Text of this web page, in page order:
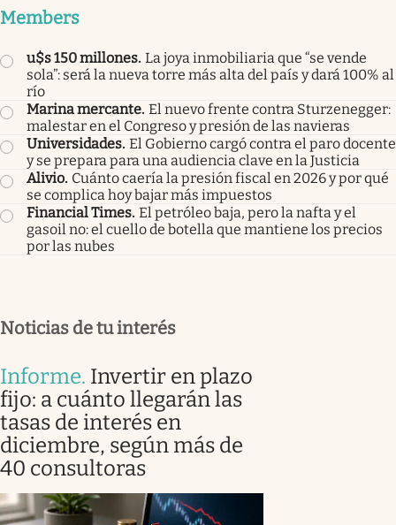
Members
u$s 150 millones. La joya inmobiliaria que “se vende
sola”: será la nueva torre más alta del país y dará 100% al
río
Marina mercante. El nuevo frente contra Sturzenegger:
malestar en el Congreso y presión de las navieras
Universidades. El Gobierno cargó contra el paro docente
y se prepara para una audiencia clave en la Justicia
Alivio. Cuánto caería la presión fiscal en 2026 y por qué
se complica hoy bajar más impuestos
Financial Times. El petróleo baja, pero la nafta y el
gasoil no: el cuello de botella que mantiene los precios
por las nubes
Noticias de tu interés
Informe. Invertir en plazo
fijo: a cuánto llegarán las
tasas de interés en
diciembre, según más de
40 consultoras